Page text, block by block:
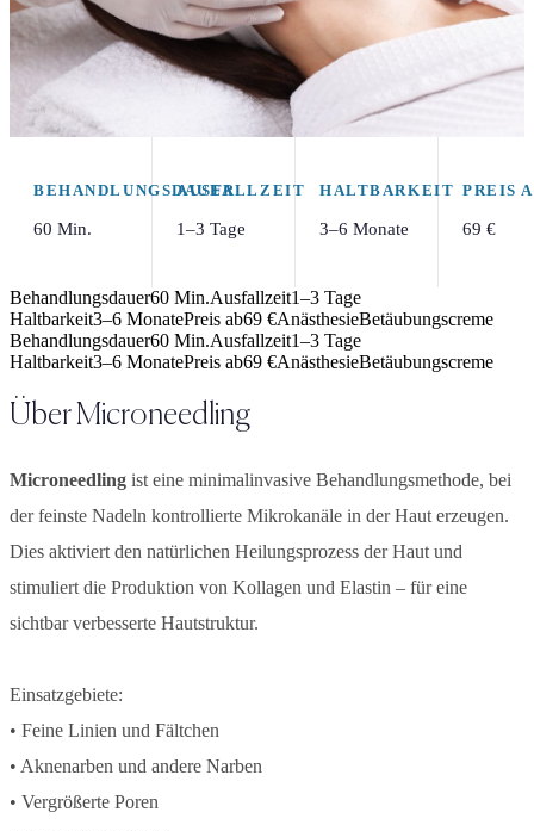
BEHANDLUNGSDAUER
60 Min.
AUSFALLZEIT
1–3 Tage
HALTBARKEIT
3–6 Monate
PREIS
69 €
Behandlungsdauer60 Min.Ausfallzeit1–3 Tage
Haltbarkeit3–6 MonatePreis ab69 €AnästhesieBetäubungscreme
Behandlungsdauer60 Min.Ausfallzeit1–3 Tage
Haltbarkeit3–6 MonatePreis ab69 €AnästhesieBetäubungscreme
ÜberMicroneedling
Microneedling ist eine minimalinvasive Behandlungsmethode, bei
der feinste Nadeln kontrollierte Mikrokanäle in der Haut erzeugen.
Dies aktiviert den natürlichen Heilungsprozess der Haut und
stimuliert die Produktion von Kollagen und Elastin – für eine
sichtbar verbesserte Hautstruktur.
Einsatzgebiete:
• Feine Linien und Fältchen
• Aknenarben und andere Narben
• Vergrößerte Poren